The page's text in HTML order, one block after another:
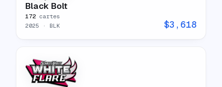
Black Bolt
172 cartes
2025 · BLK $3,618